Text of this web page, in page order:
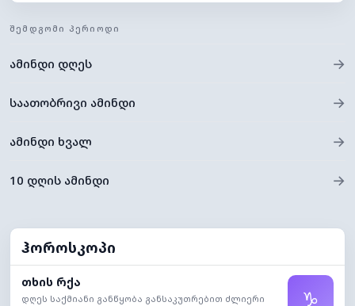
ᲨᲔᲛᲓᲒᲝᲛᲘ ᲞᲔᲠᲘᲝᲓᲘ
ამინდი დღეს →
საათობრივი ამინდი →
ამინდი ხვალ →
10 დღის ამინდი →
ჰოროსკოპი
თხის რქა
დღეს საქმიანი განწყობა განსაკუთრებით ძლიერი
♑